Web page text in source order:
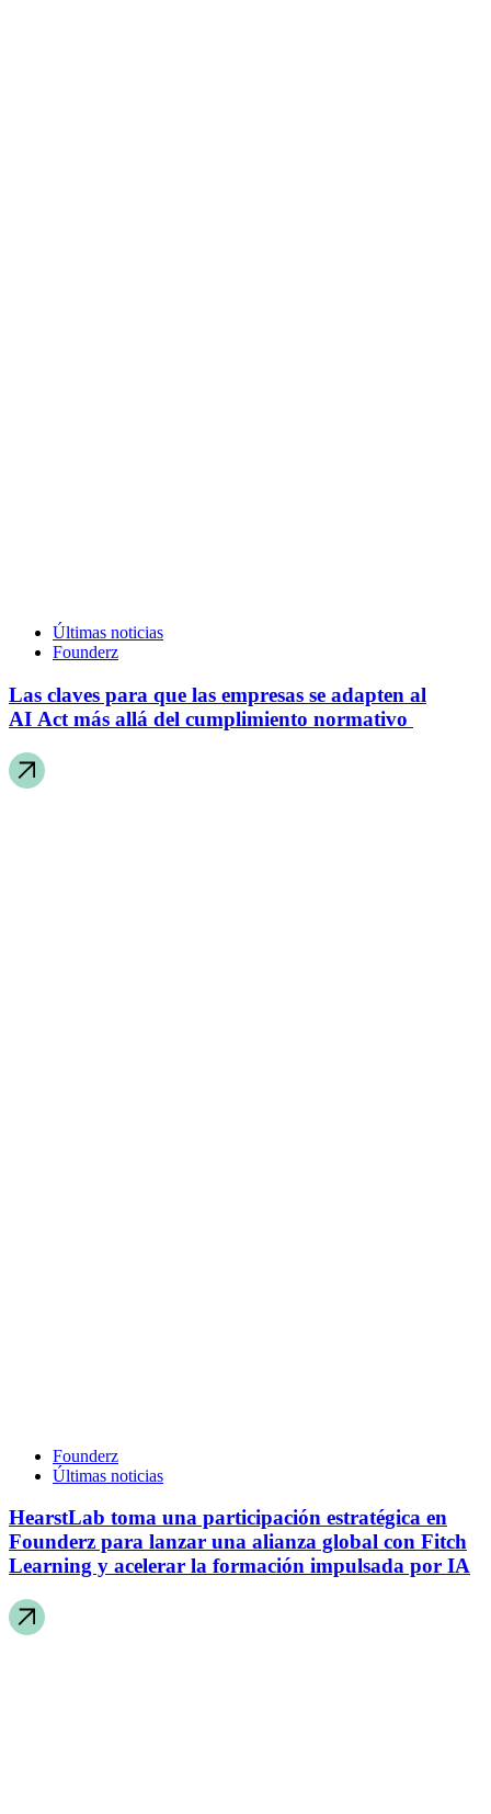
Últimas noticias
Founderz
Las claves para que las empresas se adapten al
AI Act más allá del cumplimiento normativo
Founderz
Últimas noticias
HearstLab toma una participación estratégica en
Founderz para lanzar una alianza global con Fitch
Learning y acelerar la formación impulsada por IA